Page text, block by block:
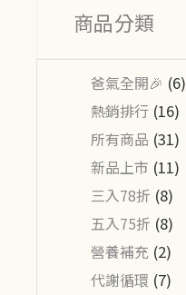
商品分類
爸氣全開🎉 (6)
熱銷排行 (16)
所有商品 (31)
新品上市 (11)
三入78折 (8)
五入75折 (8)
營養補充 (2)
代謝循環 (7)